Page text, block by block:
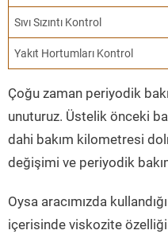
Sıvı Sızıntı Kontrol
Yakıt Hortumları Kontrol
Çoğu zaman periyodik
unuturuz. Üstelik önceki
dahi bakım kilometresi
değişimi ve periyodik
Oysa aracımızda
içerisinde viskozite